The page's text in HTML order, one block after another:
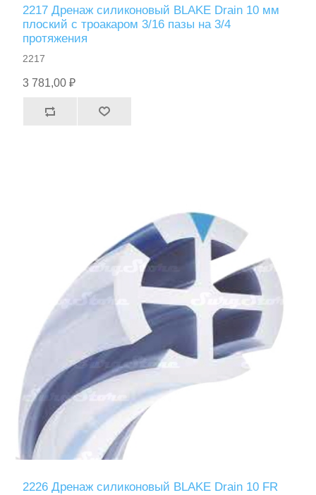
2217 Дренаж силиконовый BLAKE Drain 10 мм
плоский с троакаром 3/16 пазы на 3/4
протяжения
2217
3 781,00 ₽
2226 Дренаж силиконовый BLAKE Drain 10 FR